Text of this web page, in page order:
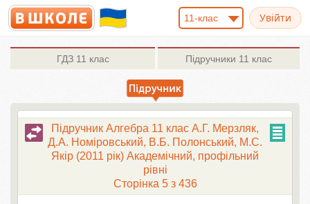
11-клас
ГДЗ11 клас Підручники 11 клас
Підручник Алгебра 11 клас А.Г. Мерзляк,
Д.А. Номіровський, В.Б. Полонський, М.С.
Якір (2011 рік) Академічний, профільний
рівні
Сторінка 5 з 436